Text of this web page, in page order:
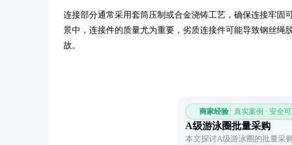
连接部分通常采用套筒压制或合金浇铸工艺，确保连接牢固
景中，连接件的质量尤为重要，劣质连接件可能导致钢丝绳
故。
商家经验 真实案例 · 安全
A级游泳圈批量采购
本文探讨A级游泳圈的批量采